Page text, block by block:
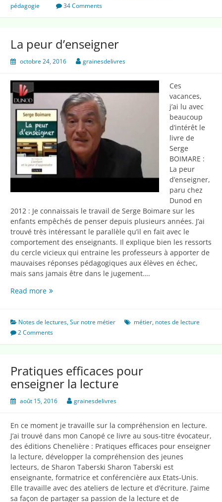
faire
classe
pédagogie
34 Comments
La peur d’enseigner
octobre 24, 2016 grainesdelivres
Ces
vacances,
j’ai lu avec
beaucoup
d’intérêt le
livre de
Serge
BOIMARE :
La peur
d’enseigner,
paru chez
Dunod en
2012 : Je connaissais le travail de Serge Boimare sur les
enfants empêchés de penser depuis plusieurs années. J’ai
trouvé très intéressant le parallèle qu’il en fait avec le
comportement des enseignants. Il explique bien les ressorts
du cercle vicieux qui entraine les professeurs à apporter de
mauvaises réponses pédagogiques aux élèves en échec,
mais sans jamais être dans le jugement….
Read moreLa
Notes de lectures,Sur notre métier métier, notes de lecture
2 Comments
Pratiques efficaces pour
enseigner la lecture
août 15, 2016 grainesdelivres
En ce moment je travaille sur la compréhension en lecture.
J’ai trouvé dans mon Canopé ce livre au sous-titre évocateur,
des éditions Chenelière : Pratiques efficaces pour enseigner
la lecture, développer la compréhension des jeunes
lecteurs, de Sharon Taberski Sharon Taberski est
enseignante, formatrice et conférencière aux Etats-Unis.
Elle travaille avec des ateliers de lecture et d’écriture. J’aime
sa façon de partager sa passion de la lecture et de